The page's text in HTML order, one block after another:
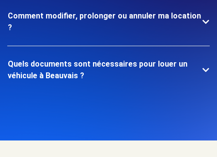
Comment modifier, prolonger ou annuler ma location
?
Quels documents sont nécessaires pour louer un
véhicule à Beauvais ?